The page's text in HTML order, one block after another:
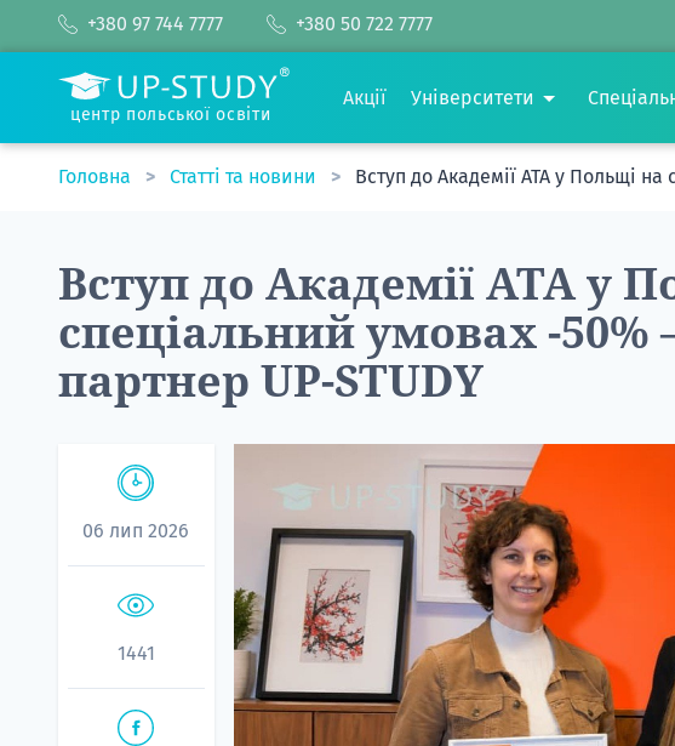
+380 97 744 7777 +380 50 722 7777
центр польської освіти
Акції Університети
Головна Статті та новини Вступ до Академії ATA у Польщі
Вступ до Академії ATA у
спеціальний умовах -
партнер UP-STUDY
06 лип 2026
1441